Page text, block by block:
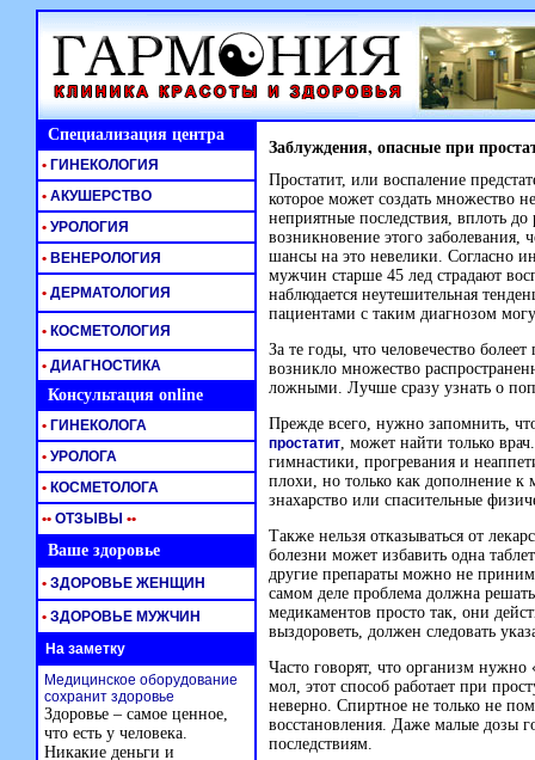
Специализация центра Заблуждения, опасные при
Простатит, или воспаление
которое может создать множество
неприятные последствия, вплоть
возникновение этого заболевания,
шансы на это невелики. Согласно
мужчин старше 45 лед страдают
наблюдается неутешительная
пациентами с таким диагнозом
За те годы, что человечество
возникло множество
ложными. Лучше сразу узнать о
Прежде всего, нужно запомнить,
простатит, может найти только
гимнастики, прогревания и
плохи, но только как дополнение к
знахарство или спасительные
Также нельзя отказываться от
болезни может избавить одна
другие препараты можно не
самом деле проблема должна
медикаментов просто так, они
выздороветь, должен следовать
Часто говорят, что организм
мол, этот способ работает при
неверно. Спиртное не только не
восстановления. Даже малые дозы
последствиям.
• ГИНЕКОЛОГИЯ
• АКУШЕРСТВО
• УРОЛОГИЯ
• ВЕНЕРОЛОГИЯ
• ДЕРМАТОЛОГИЯ
• КОСМЕТОЛОГИЯ
• ДИАГНОСТИКА
Консультация online
• ГИНЕКОЛОГА
• УРОЛОГА
• КОСМЕТОЛОГА
•• ОТЗЫВЫ ••
Ваше здоровье
• ЗДОРОВЬЕ ЖЕНЩИН
• ЗДОРОВЬЕ МУЖЧИН
На заметку
Медицинское оборудование
сохранит здоровье
Здоровье – самое ценное,
что есть у человека.
Никакие деньги и